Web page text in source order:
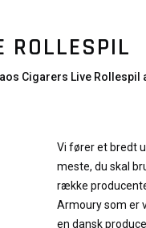
ROLLESPIL
Cigarers Live Rollespil
Vi fører et bredt
meste, du skal
række
Armoury som er
en dansk